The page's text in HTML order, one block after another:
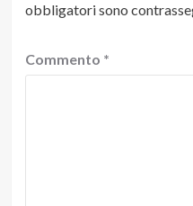
obbligatori sono
Commento *